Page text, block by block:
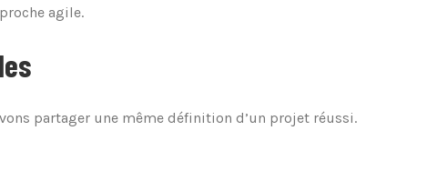
agile.
partager une même définition d’un projet réussi.